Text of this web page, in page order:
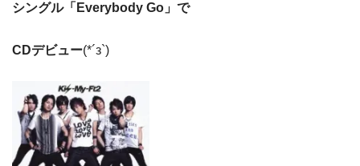
シングル「Everybody Go」で
CDデビュー(*´з`)